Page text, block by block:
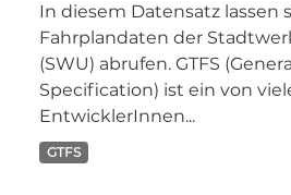
In diesem Datensatz lassen
Fahrplandaten der
(SWU) abrufen. GTFS
Specification) ist ein von
EntwicklerInnen...
GTFS